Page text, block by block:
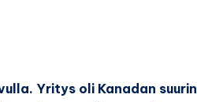
Yritys oli Kanadan suurin